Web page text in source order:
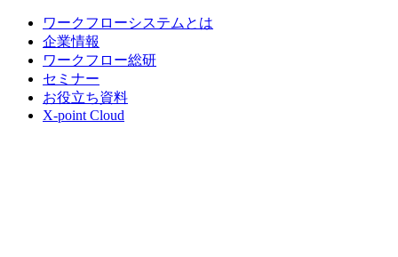
ワークフローシステムとは
企業情報
ワークフロー総研
セミナー
お役立ち資料
X-point Cloud